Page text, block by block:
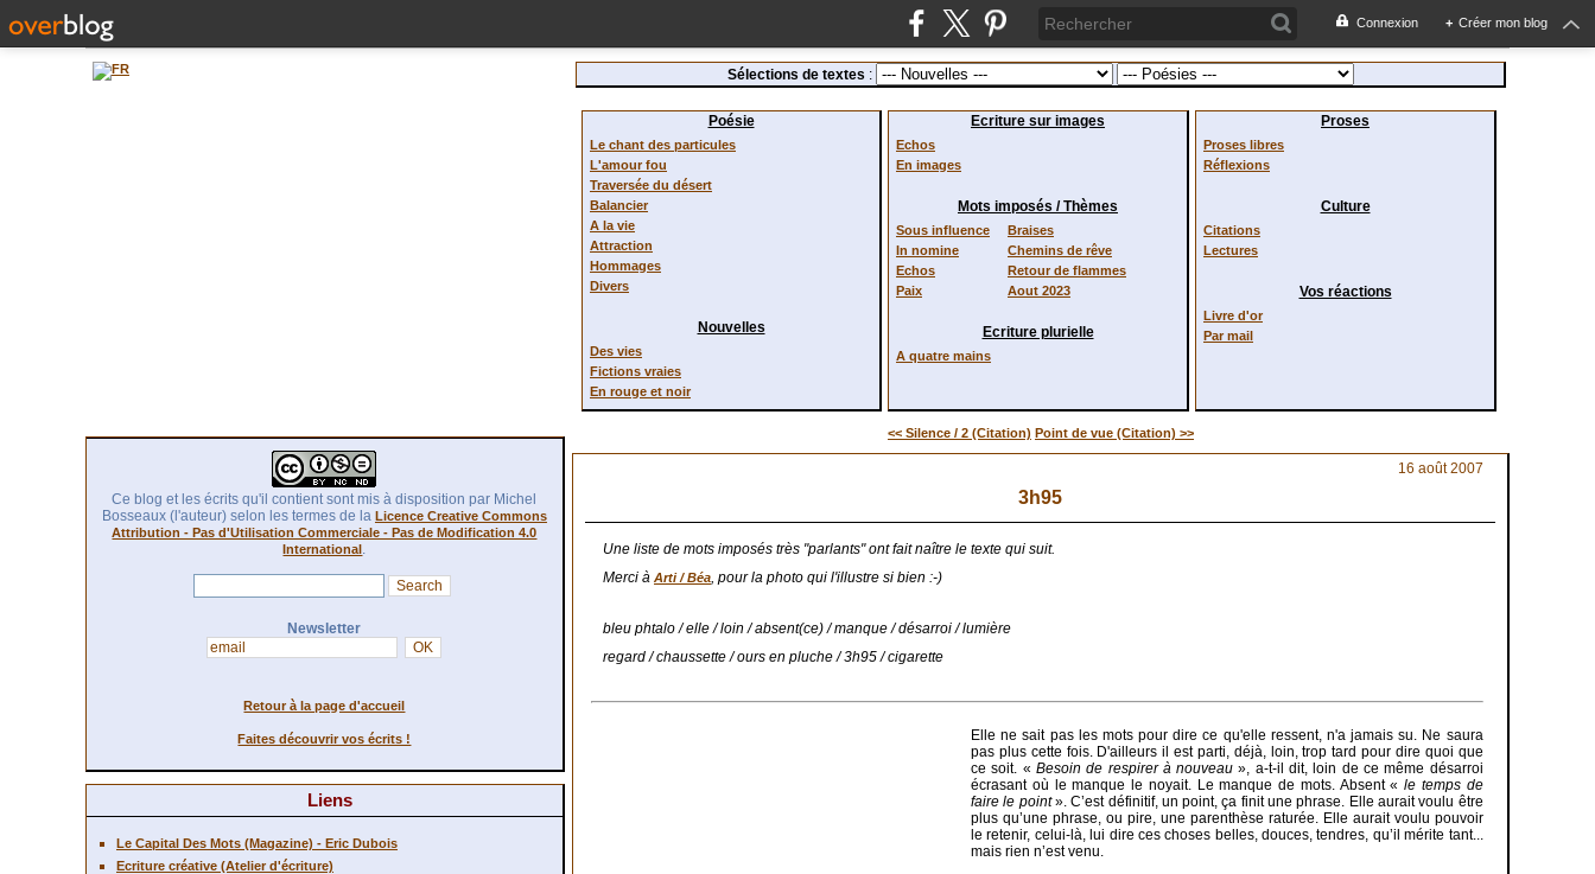
Connexion + Créer mon blog
Sélections de textes :
Poésie
Le chant des particules
L'amour fou
Traversée du désert
Balancier
A la vie
Attraction
Hommages
Divers
Nouvelles
Des vies
Fictions vraies
En rouge et noir
Ecriture sur images
Echos
En images
Mots imposés / Thèmes
Sous influence
In nomine
Echos
Paix
Braises
Chemins de rêve
Retour de flammes
Aout 2023
Ecriture plurielle
A quatre mains
Proses
Proses libres
Réflexions
Culture
Citations
Lectures
Vos réactions
Livre d'or
Par mail
Ce blog et les écrits qu'il contient sont mis à disposition par Michel
Bosseaux (l'auteur) selon les termes de la Licence Creative Commons
Attribution - Pas d'Utilisation Commerciale - Pas de Modification 4.0
International.
Newsletter
Retour à la page d'accueil
Faites découvrir vos écrits !
Liens
Le Capital Des Mots (Magazine) - Eric Dubois
Ecriture créative (Atelier d'écriture)
<< Silence / 2 (Citation) Point de vue (Citation) >>
16 août 2007
3h95
Une liste de mots imposés très "parlants" ont fait naître le texte qui suit.
Merci à Arti / Béa , pour la photo qui l'illustre si bien :-)
bleu phtalo / elle / loin / absent(ce) / manque / désarroi / lumière
regard / chaussette / ours en pluche / 3h95 / cigarette
Elle ne sait pas les mots pour dire ce qu'elle ressent, n'a jamais su. Ne saura
pas plus cette fois. D'ailleurs il est parti, déjà, loin, trop tard pour dire quoi que
ce soit. « Besoin de respirer à nouveau », a-t-il dit, loin de ce même désarroi
écrasant où le manque le noyait. Le manque de mots. Absent «le temps de
faire le point». C’est définitif, un point, ça finit une phrase. Elle aurait voulu être
plus qu’une phrase, ou pire, une parenthèse raturée. Elle aurait voulu pouvoir
le retenir, celui-là, lui dire ces choses belles, douces, tendres, qu’il mérite tant...
mais rien n’est venu.